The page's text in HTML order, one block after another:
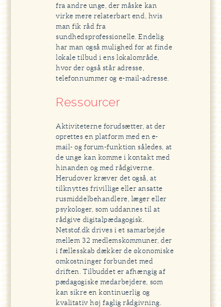
fra andre unge, der måske kan
virke mere relaterbart end, hvis
man fik råd fra
sundhedsprofessionelle. Endelig
har man også mulighed for at finde
lokale tilbud i ens lokalområde,
hvor der også står adresse,
telefonnummer og e-mail-adresse.
Ressourcer
Aktiviteterne forudsætter, at der
oprettes en platform med en e-
mail- og forum-funktion således, at
de unge kan komme i kontakt med
hinanden og med rådgiverne.
Herudover kræver det også, at
tilknyttes frivillige eller ansatte
rusmiddelbehandlere, læger eller
psykologer, som uddannes til at
rådgive digitalpædagogisk.
Netstof.dk drives i et samarbejde
mellem 32 medlemskommuner, der
i fællesskab dækker de økonomiske
omkostninger forbundet med
driften. Tilbuddet er afhængig af
pædagogiske medarbejdere, som
kan sikre en kontinuerlig og
kvalitativ høj faglig rådgivning.